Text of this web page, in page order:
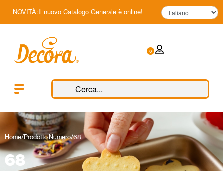
NOVITÀ:Il nuovo Catalogo Generale è online!
0
Home/Prodotto Numero/68
68